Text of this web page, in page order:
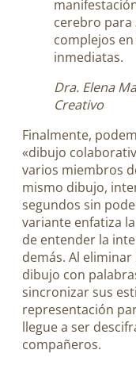
cerebro
complejos
inmediatas.
Dra. Elena
Creativo
Finalmente,
«dibujo
varios miembros
mismo dibujo,
segundos sin
variante enfatiza
de entender la
demás. Al
dibujo con
sincronizar sus
representación
llegue a ser
compañeros.